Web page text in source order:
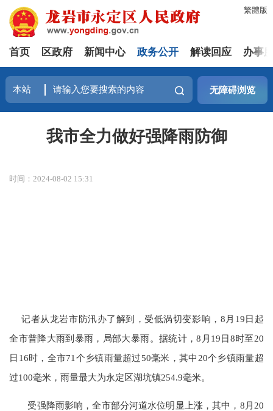
繁體版
首页 区政府 新闻中心 政务公开 解读回应 办事
无障碍浏览
我市全力做好强降雨防御
时间：2024-08-02 15:31
记者从龙岩市防汛办了解到，受低涡切变影响，8月19日起
全市普降大雨到暴雨，局部大暴雨。据统计，8月19日8时至20
日16时，全市71个乡镇雨量超过50毫米，其中20个乡镇雨量超
过100毫米，雨量最大为永定区湖坑镇254.9毫米。
受强降雨影响，全市部分河道水位明显上涨，其中，8月20